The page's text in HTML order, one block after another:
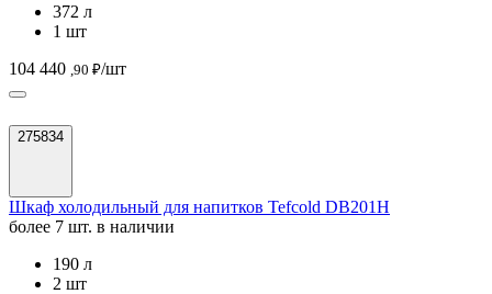
372 л
1 шт
104 440 ,90 ₽/шт
275834
Шкаф холодильный для напитков Tefcold DB201H
более 7 шт. в наличии
190 л
2 шт